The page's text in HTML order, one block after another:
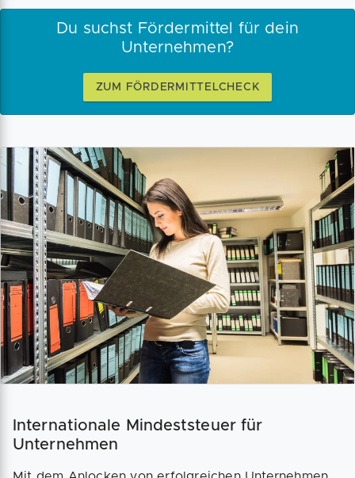
Du suchst Fördermittel für dein
Unternehmen?
ZUM FÖRDERMITTELCHECK
Internationale Mindeststeuer für
Unternehmen